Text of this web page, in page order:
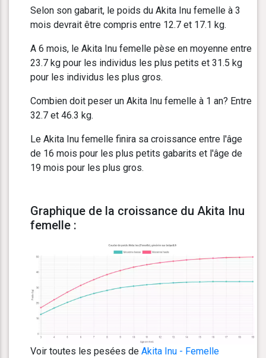
Selon son gabarit, le poids du Akita Inu femelle à 3
mois devrait être compris entre 12.7 et 17.1 kg.
A 6 mois, le Akita Inu femelle pèse en moyenne entre
23.7 kg pour les individus les plus petits et 31.5 kg
pour les individus les plus gros.
Combien doit peser un Akita Inu femelle à 1 an? Entre
32.7 et 46.3 kg.
Le Akita Inu femelle finira sa croissance entre l'âge
de 16 mois pour les plus petits gabarits et l'âge de
19 mois pour les plus gros.
Graphique de la croissance du Akita Inu
femelle :
Voir toutes les pesées de Akita Inu - Femelle